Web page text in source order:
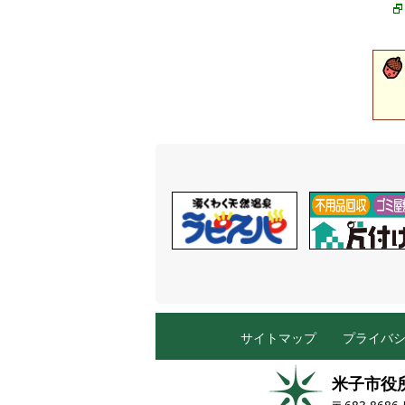
サイトマップ プライバ
米子市役